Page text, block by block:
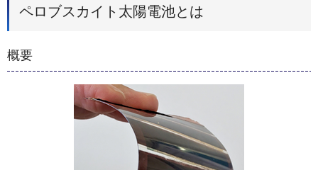
ペロブスカイト太陽電池とは
概要